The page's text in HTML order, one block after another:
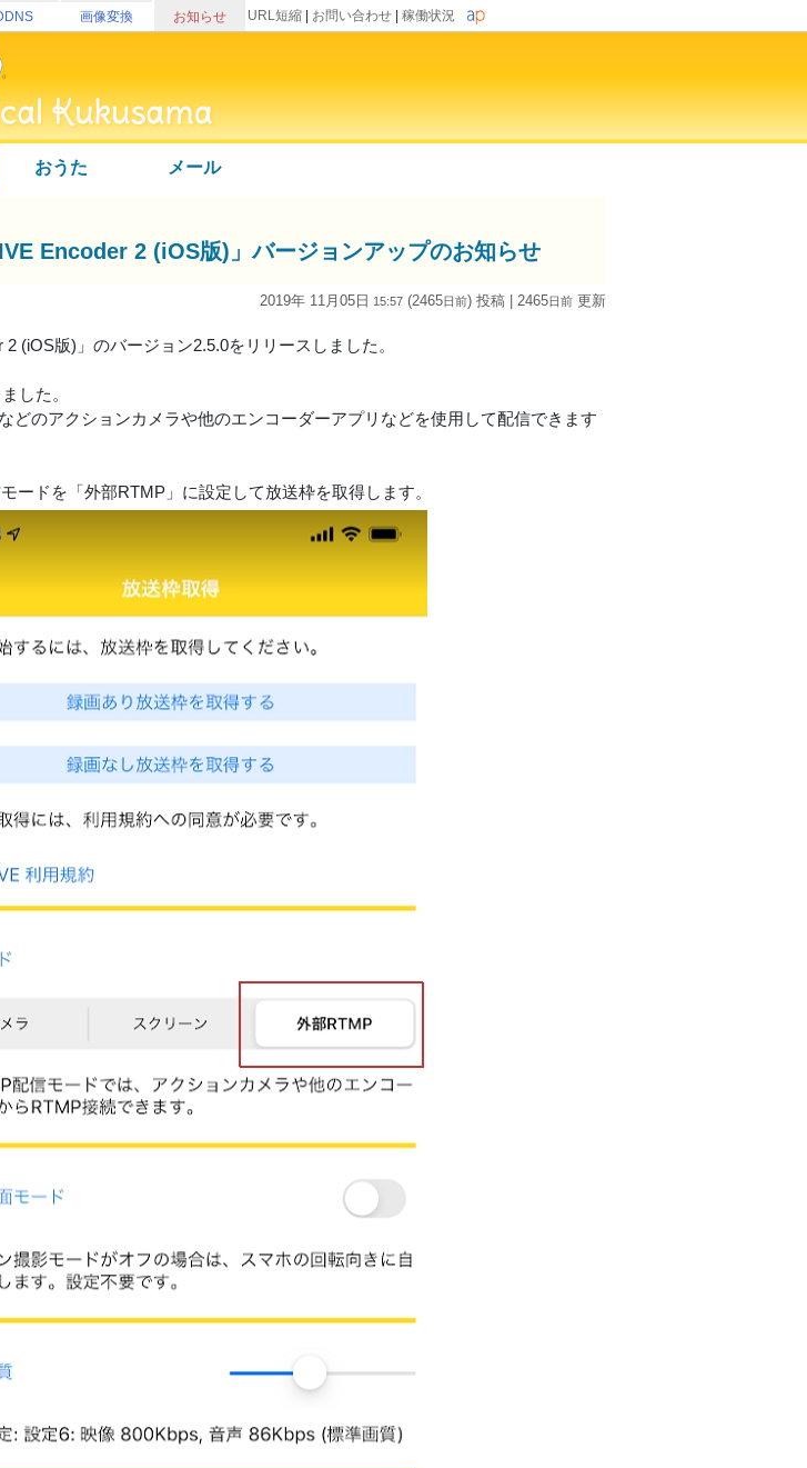
画像変換 お知らせ URL短縮 お問い合わせ 稼働状況
おうた メール
Encoder 2 (iOS版)」バージョンアップのお知らせ
2019年 11月05日 15:57 (2465日前) 投稿 | 2465日前 更新
(iOS版)」のバージョン2.5.0をリリースしました。
した。
どのアクションカメラや他のエンコーダーアプリなどを使用して配信できます
ードを「外部RTMP」に設定して放送枠を取得します。